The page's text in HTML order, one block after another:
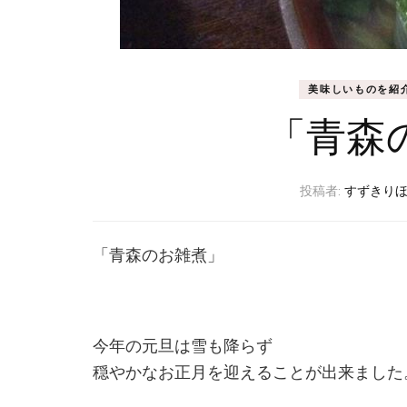
美味しいものを紹
「青
投稿者: すずきり
「青森のお雑煮」
今年の元旦は雪も降らず
穏やかなお正月を迎えることが出来まし